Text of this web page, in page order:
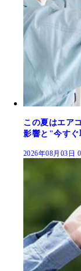
この夏はエア
影響と"今す
2026年08月03日